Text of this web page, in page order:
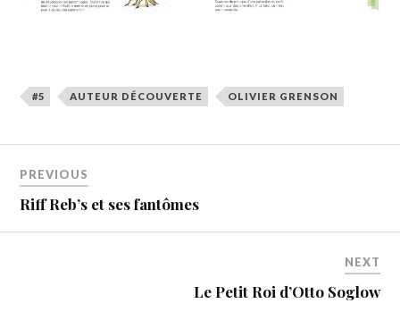
#5 AUTEUR DÉCOUVERTE OLIVIER GRENSON
PREVIOUS
Riff Reb’s et ses fantômes
NEXT
Le Petit Roi d’Otto Soglow